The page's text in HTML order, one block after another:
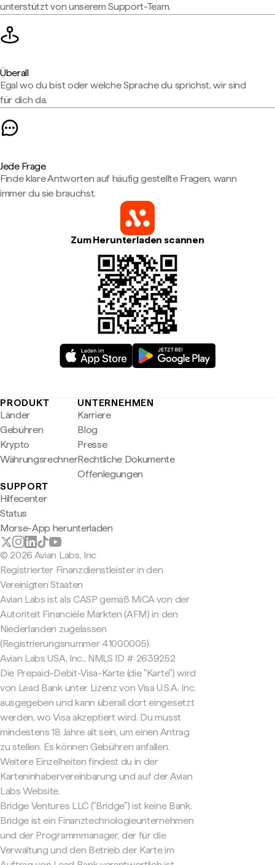
unterstützt von unserem Support-Team.
Überall
Egal wo du bist oder welche Sprache du sprichst, wir sind
für dich da.
Jede Frage
Finde klare Antworten auf häufig gestellte Fragen, wann
immer du sie brauchst.
Zum Herunterladen scannen
PRODUKT
Länder
Gebühren
Krypto
Währungsrechner
UNTERNEHMEN
Karriere
Blog
Presse
Rechtliche Dokumente
Offenlegungen
SUPPORT
Hilfecenter
Status
Morse-App herunterladen
© 2026 Avian Labs, Inc
Registrierter Finanzdienstleister in den
Vereinigten Staaten
Avian Labs ist als CASP gemäß MiCA von der
Autoriteit Financiële Markten (AFM) in den
Niederlanden zugelassen
(Registrierungsnummer 41000005).
Avian Labs USA, Inc., NMLS ID # 2639252
Die Prepaid-Debit-Visa-Karte (die "Karte") wird
von Lead Bank unter Lizenz von Visa U.S.A. Inc.
ausgegeben und kann überall dort eingesetzt
werden, wo Visa akzeptiert wird. Du musst
mindestens 18 Jahre alt sein, um einen Antrag
zu stellen. Es können Gebühren anfallen.
Weitere Einzelheiten findest du in der
Karteninhabervereinbarung und auf der Avian
Labs Website.
Bridge Ventures LLC ("Bridge") ist keine Bank.
Bridge ist ein Finanztechnologieunternehmen
und der Programmmanager, der für die
Verwaltung und den Betrieb der Karte im